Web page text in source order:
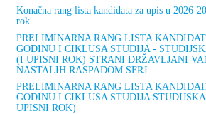
Konačna rang lista kandidata za upis u 2026-
rok
PRELIMINARNA RANG LISTA
GODINU I CIKLUSA STUDIJA -
(I UPISNI ROK) STRANI DRŽAVLJANI
NASTALIH RASPADOM SFRJ
PRELIMINARNA RANG LISTA
GODINU I CIKLUSA STUDIJA
UPISNI ROK)